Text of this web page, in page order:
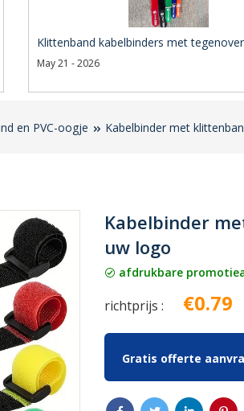
Klittenband kabelbinders met
May 21 - 2026
en PVC-oogje Kabelbinder met
Kabelbinder
uw logo
afdrukbare
richtprijs : €0.79
Gratis offerte